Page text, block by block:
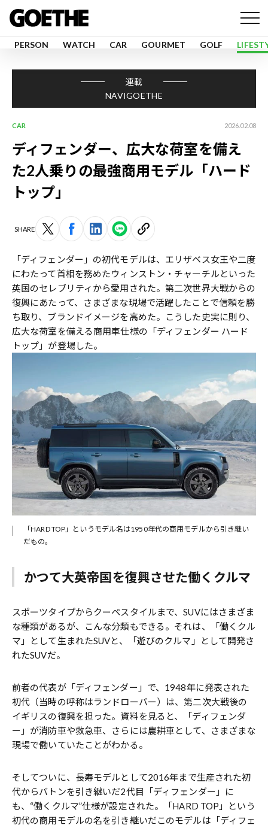
PERSON WATCH CAR GOURMET GOLF
連載
NAVIGOETHE
CAR 2026.02.08
ディフェンダー、広大な荷室を備え
た2人乗りの最強商用モデル「ハード
トップ」
SHARE
「ディフェンダー」の初代モデルは、エリザベス女王や二度
にわたって首相を務めたウィンストン・チャーチルといった
英国のセレブリティから愛用された。第二次世界大戦からの
復興にあたって、さまざまな現場で活躍したことで信頼を勝
ち取り、ブランドイメージを高めた。こうした史実に則り、
広大な荷室を備える商用車仕様の「ディフェンダー ハード
トップ」が登場した。
「HARD TOP」というモデル名は1950年代の商用モデルから引き継い
だもの。
かつて大英帝国を復興させた働くクルマ
スポーツタイプからクーペスタイルまで、SUVにはさまざま
な種類があるが、こんな分類もできる。それは、「働くクル
マ」として生まれたSUVと、「遊びのクルマ」として開発さ
れたSUVだ。
前者の代表が「ディフェンダー」で、1948年に発表された
初代（当時の呼称はランドローバー）は、第二次大戦後の
イギリスの復興を担った。資料を見ると、「ディフェンダ
ー」が消防車や救急車、さらには農耕車として、さまざまな
現場で働いていたことがわかる。
そしてついに、長寿モデルとして2016年まで生産された初
代からバトンを引き継いだ2代目「ディフェンダー」に
も、“働くクルマ”仕様が設定された。「HARD TOP」という
初代の商用モデルの名を引き継いだこのモデルは「ディフェ